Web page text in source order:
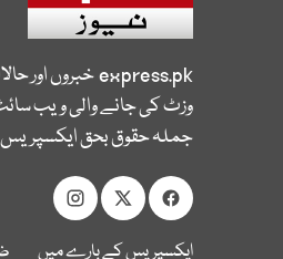
express.pkخبروں اور
وزٹ کی جانے والی ویب
جملہ حقوق بحق ایکسپریس
ایکسپریس کے بارے میں